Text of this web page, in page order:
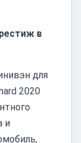
в
для
2020
и